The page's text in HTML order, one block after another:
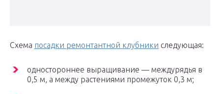
Схема посадки ремонтантной клубники следующая:
одностороннее выращивание — междурядья в
0,5 м, а между растениями промежуток 0,3 м;